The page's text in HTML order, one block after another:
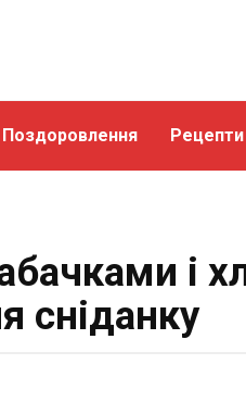
Поздоровлення Рецепти
і
сніданку